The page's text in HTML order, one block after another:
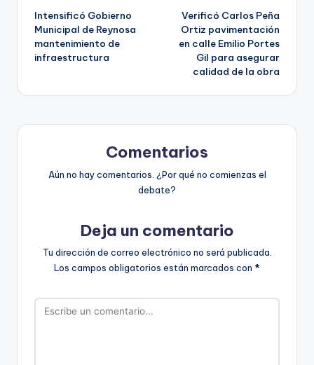
de
entradas
Intensificó Gobierno
Municipal de Reynosa
mantenimiento de
infraestructura
Verificó Carlos Peña
Ortiz pavimentación
en calle Emilio Portes
Gil para asegurar
calidad de la obra
Comentarios
Aún no hay comentarios. ¿Por qué no comienzas el
debate?
Deja un comentario
Tu dirección de correo electrónico no será publicada.
Los campos obligatorios están marcados con *